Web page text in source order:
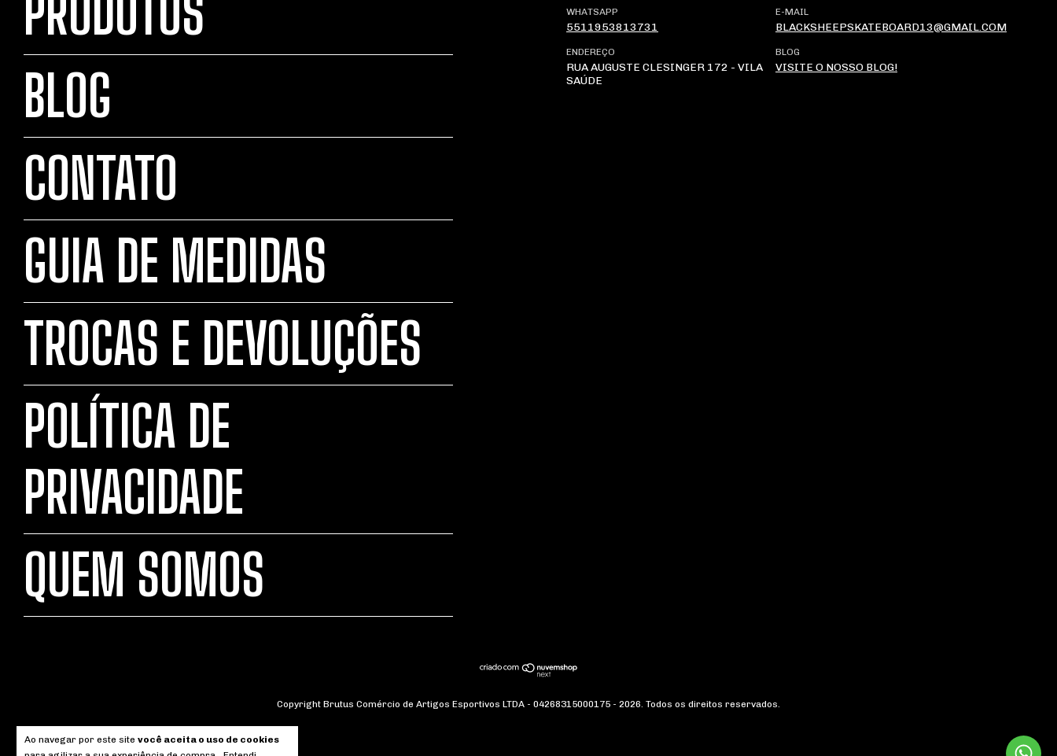
Ao navegar por este site você aceita o uso de cookies
BLOG
CONTATO
GUIA DE MEDIDAS
TROCAS E DEVOLUÇÕES
POLÍTICA DE
PRIVACIDADE
QUEM SOMOS
WHATSAPP
5511953813731
E-MAIL
BLACKSHEEPSKATEBOARD13@GMAIL.COM
ENDEREÇO
RUA AUGUSTE CLESINGER 172 - VILA
SAÚDE
BLOG
VISITE O NOSSO BLOG!
Copyright Brutus Comércio de Artigos Esportivos LTDA - 04268315000175 - 2026. Todos os direitos reservados.